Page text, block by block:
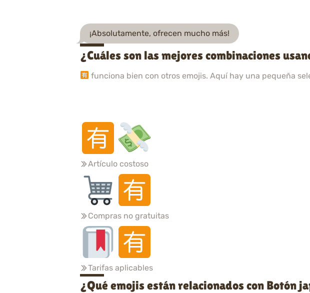
¡Absolutamente, ofrecen mucho más!
¿Cuáles son las mejores combinaciones
funciona bien con otros emojis. Aquí hay una pequeña
Artículo costoso
Compras no gratuitas
Tarifas aplicables
¿Qué emojis están relacionados con Botón